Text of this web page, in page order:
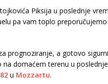
Piksija u poslednje
pa vam toplo
prognoziranje, a gotovo
domaćem terenu u
u Mozzartu.